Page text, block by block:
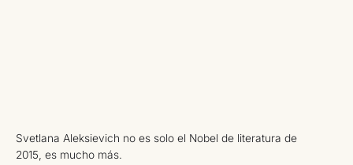
Svetlana Aleksievich no es solo el Nobel de literatura de
2015, es mucho más.